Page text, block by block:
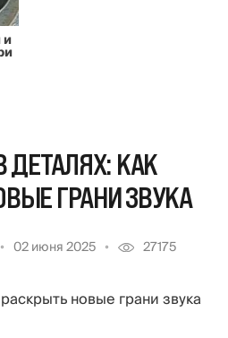
ДЕТАЛЯХ: КАК
ГРАНИ ЗВУКА
02 июня 2025 27175